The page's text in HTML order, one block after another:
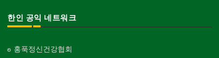
한인 공익 네트워크
홍푹정신건강협회